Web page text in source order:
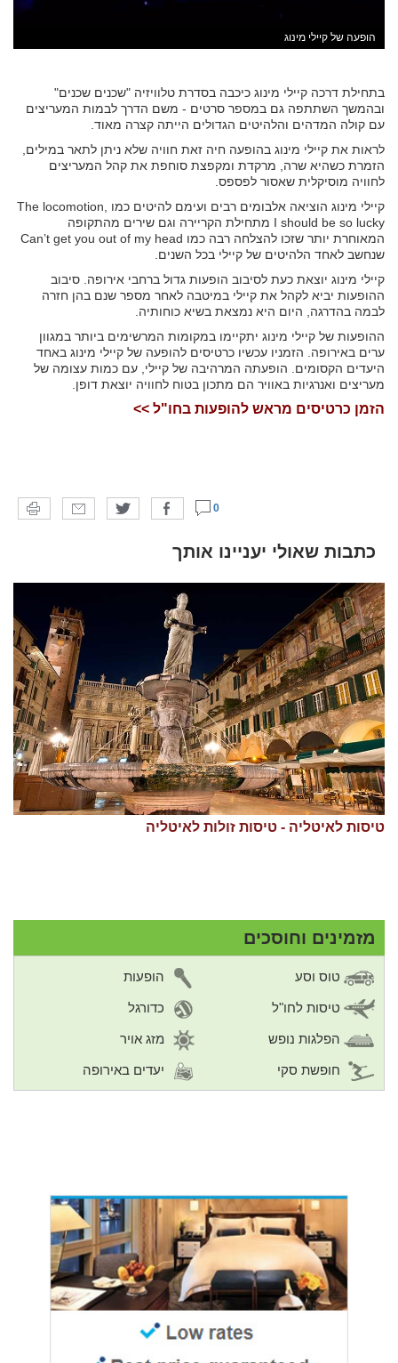
הופעה של קיילי מינוג
בתחילת דרכה קיילי מינוג כיכבה בסדרת טלוויזיה "שכנים שכנים"
ובהמשך השתתפה גם במספר סרטים - משם הדרך לבמות המעריצים
עם קולה המדהים והלהיטים הגדולים הייתה קצרה מאוד.
לראות את קיילי מינוג בהופעה חיה זאת חוויה שלא ניתן לתאר במילים,
הזמרת כשהיא שרה, מרקדת ומקפצת סוחפת את קהל המעריצים
לחוויה מוסיקלית שאסור לפספס.
קיילי מינוג הוציאה אלבומים רבים ועימם להיטים כמו The locomotion,
I should be so lucky מתחילת הקריירה וגם שירים מהתקופה
המאוחרת יותר שזכו להצלחה רבה כמו Can’t get you out of my head
שנחשב לאחד הלהיטים של קיילי בכל השנים.
קיילי מינוג יוצאת כעת לסיבוב הופעות גדול ברחבי אירופה. סיבוב
ההופעות יביא לקהל את קיילי במיטבה לאחר מספר שנם בהן חזרה
לבמה בהדרגה, היום היא נמצאת בשיא כוחותיה.
ההופעות של קיילי מינוג יתקיימו במקומות המרשימים ביותר במגוון
ערים באירופה. הזמניו עכשיו כרטיסים להופעה של קיילי מינוג באחד
היעדים הקסומים. הופעתה המרהיבה של קיילי, עם כמות עצומה של
מעריצים ואנרגיות באוויר הם מתכון בטוח לחוויה יוצאת דופן.
הזמן כרטיסים מראש להופעות בחו"ל >>
0
כתבות שאולי יעניינו אותך
טיסות לאיטליה - טיסות זולות לאיטליה
מזמינים וחוסכים
טוס וסע הופעות
טיסות לחו"ל כדורגל
הפלגות נופש מזג אויר
חופשת סקי יעדים באירופה